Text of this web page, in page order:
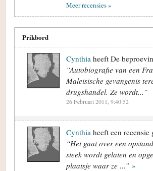
Meer recensies »
Prikbord
Cynthia heeft De
“Autobiografie van een
Maleisische gevangenis
drugshandel. Ze wordt...”
26 Februari 2011, 9:40:52
Cynthia heeft een recensie
“Het gaat over een
steek wordt gelaten en
plaatsje waar ze ...” »